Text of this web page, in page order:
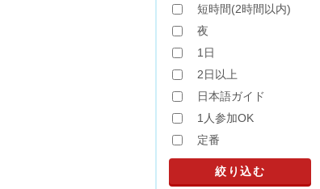
短時間(2時間以内)
夜
1日
2日以上
日本語ガイド
1人参加OK
定番